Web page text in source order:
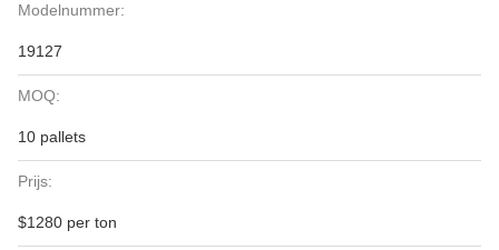
Modelnummer:
19127
MOQ:
10 pallets
Prijs:
$1280 per ton